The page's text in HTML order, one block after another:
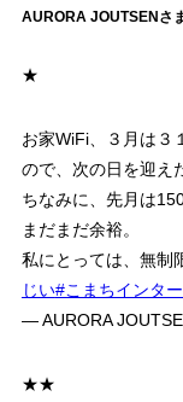
AURORA JOUTSENさ
★
お家WiFi、３月は３
ので、次の日を迎え
ちなみに、先月は
まだまだ余裕。
私にとっては、無制
じい#こまちインタ
— AURORA
★★